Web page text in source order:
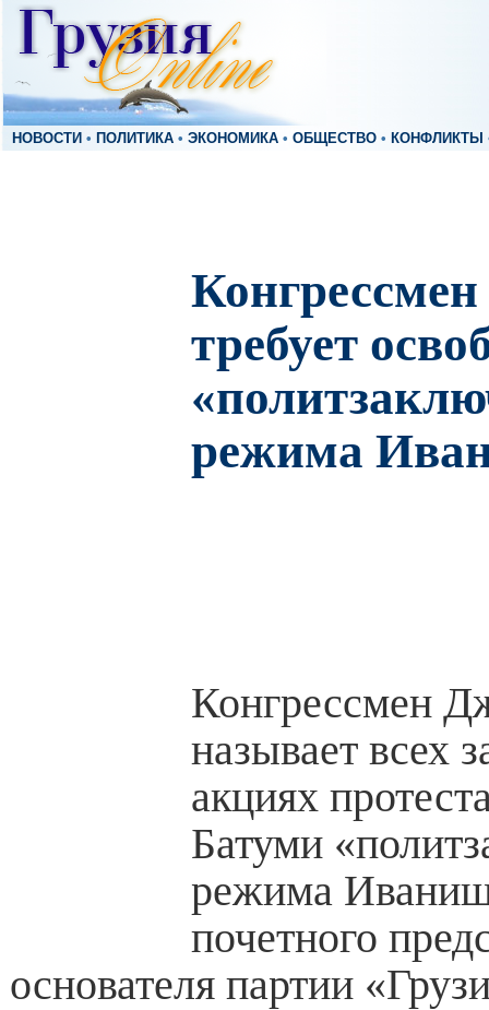
НОВОСТИ • ПОЛИТИКА • ЭКОНОМИКА • ОБЩЕСТВО • КОНФЛИКТЫ
требует
режима
Конгрессмен
называет всех
акциях
Батуми
режима
почетного
основателя партии